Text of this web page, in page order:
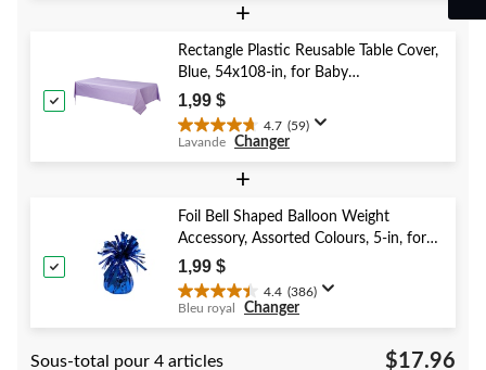
5.
32
évaluations
+
Rectangle Plastic Reusable Table Cover,
Blue, 54x108-in, for Baby
Shower/Hanukkah/Birthday Party
1,99 $
4.7 (59)
4.7
59
évaluations
Lavande Changer
+
Foil Bell Shaped Balloon Weight
Accessory, Assorted Colours, 5-in, for
Birthday/Anniversary/Graduation/New
Year's Eve
1,99 $
4.4 (386)
4.4
5.
Bleu royal Changer
Sous-total pour 4 articles $17.96